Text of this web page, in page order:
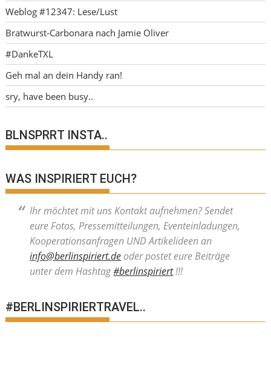
Weblog #12347: Lese/Lust
Bratwurst-Carbonara nach Jamie Oliver
#DankeTXL
Geh mal an dein Handy ran!
sry, have been busy..
BLNSPRRT INSTA..
WAS INSPIRIERT EUCH?
Ihr möchtet mit uns Kontakt aufnehmen? Sendet
eure Fotos, Pressemitteilungen, Eventeinladungen,
Kooperationsanfragen UND Artikelideen an
info@berlinspiriert.deoder postet eure Beiträge
unter dem Hashtag#berlinspiriert!!!
#BERLINSPIRIERTRAVEL..